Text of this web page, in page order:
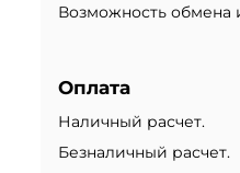
Возможность обмена
Оплата
Наличный расчет.
Безналичный расчет.